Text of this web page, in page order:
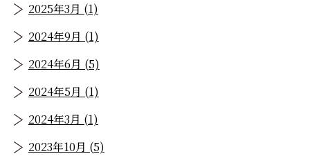
2025年3月 (1)
2024年9月 (1)
2024年6月 (5)
2024年5月 (1)
2024年3月 (1)
2023年10月 (5)